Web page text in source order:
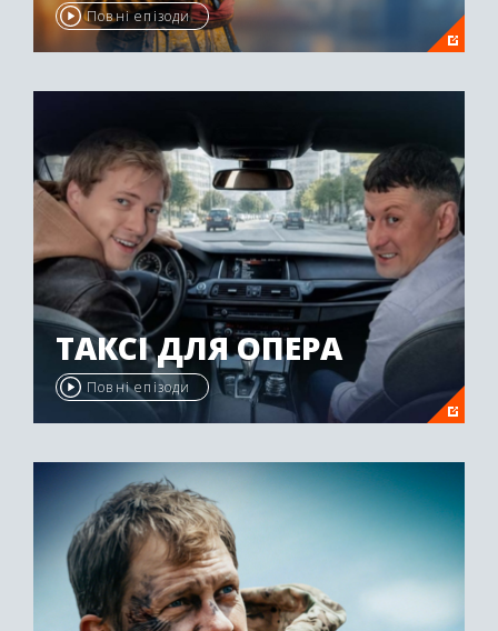
Повні епізоди
ТАКСІ ДЛЯ ОПЕРА
Повні епізоди